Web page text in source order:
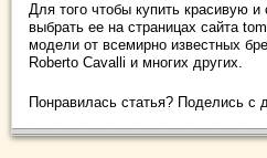
Для того чтобы купить красивую
выбрать ее на страницах сайта
модели от всемирно известных
Roberto Cavalli и многих других.
Понравилась статья? Поделись с